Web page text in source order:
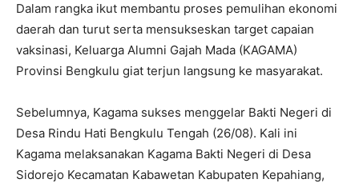
Dalam rangka ikut membantu proses pemulihan ekonomi
daerah dan turut serta mensukseskan target capaian
vaksinasi, Keluarga Alumni Gajah Mada (KAGAMA)
Provinsi Bengkulu giat terjun langsung ke masyarakat.
Sebelumnya, Kagama sukses menggelar Bakti Negeri di
Desa Rindu Hati Bengkulu Tengah (26/08). Kali ini
Kagama melaksanakan Kagama Bakti Negeri di Desa
Sidorejo Kecamatan Kabawetan Kabupaten Kepahiang,